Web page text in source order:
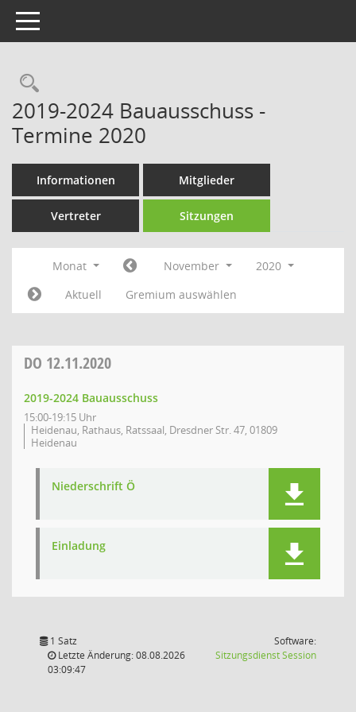
Toggle navigation
Rechercheauswahl
2019-2024 Bauausschuss -
Termine 2020
Informationen Mitglieder
Vertreter Sitzungen
Monat November
2020
Aktuell
Gremium auswählen
DO 12.11.2020
2019-2024 Bauausschuss
15:00-19:15 Uhr
Heidenau, Rathaus, Ratssaal, Dresdner Str. 47, 01809
Heidenau
Niederschrift Ö
Einladung
1 Satz
Letzte Änderung: 08.08.2026
03:09:47
Software:
SitzungsdienstSession(Wird in